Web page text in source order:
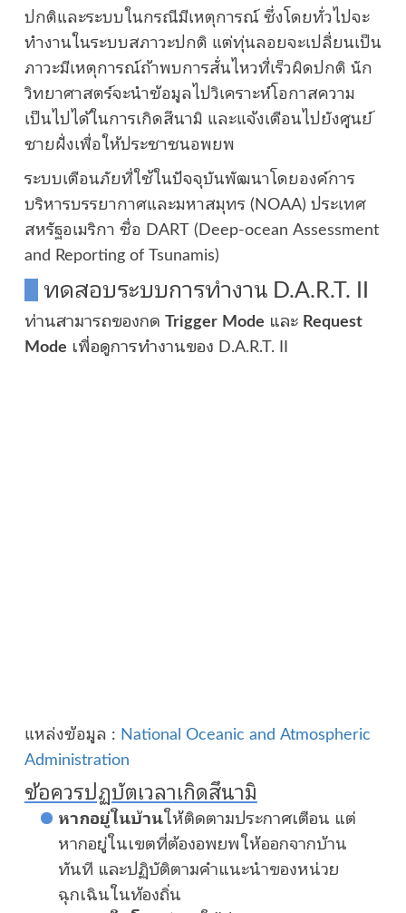
ปกติและระบบในกรณีมีเหตุการณ์ ซึ่งโดยทั่วไปจะ
ทำงานในระบบสภาวะปกติ แต่ทุ่นลอยจะเปลี่ยนเป็น
ภาวะมีเหตุการณ์ถ้าพบการสั่นไหวที่เร็วผิดปกติ นัก
วิทยาศาสตร์จะนำข้อมูลไปวิเคราะห์โอกาสความ
เป็นไปได้ในการเกิดสึนามิ และแจ้งเตือนไปยังศูนย์
ชายฝั่งเพื่อให้ประชาชนอพยพ
ระบบเตือนภัยที่ใช้ในปัจจุบันพัฒนาโดยองค์การ
บริหารบรรยากาศและมหาสมุทร (NOAA) ประเทศ
สหรัฐอเมริกา ชื่อ DART (Deep-ocean Assessment
and Reporting of Tsunamis)
ทดสอบระบบการทำงาน D.A.R.T. II
ท่านสามารถของกด Trigger Mode และ Request
Mode เพื่อดูการทำงานของ D.A.R.T. II
แหล่งข้อมูล : National Oceanic and Atmospheric
Administration
ข้อควรปฏบัตเวลาเกิดสึนามิ
หากอยู่ในบ้านให้ติดตามประกาศเตือน แต่
หากอยู่ในเขตที่ต้องอพยพให้ออกจากบ้าน
ทันที และปฏิบัติตามคำแนะนำของหน่วย
ฉุกเฉินในท้องถิ่น